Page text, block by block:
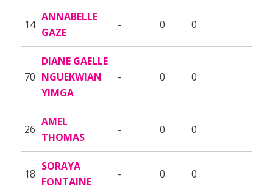
14
ANNABELLE
GAZE
- 0 0
70
DIANE GAELLE
NGUEKWIAN
YIMGA
- 0 0
26
AMEL
THOMAS
- 0 0
18
SORAYA
FONTAINE
- 0 0